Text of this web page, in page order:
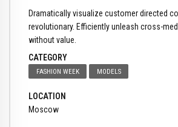
Dramatically visualize customer directed
revolutionary. Efficiently unleash cross-
without value.
CATEGORY
FASHION WEEK MODELS
LOCATION
Moscow